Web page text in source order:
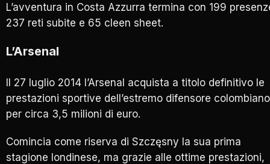
L’avventura in Costa Azzurra termina con 199
237 reti subite e 65 cleen sheet.
L’Arsenal
Il 27 luglio 2014 l’Arsenal acquista a titolo definitivo le
prestazioni sportive dell’estremo difensore colombiano
per circa 3,5 milioni di euro.
Comincia come riserva di Szczęsny la sua prima
stagione londinese, ma grazie alle ottime prestazioni,